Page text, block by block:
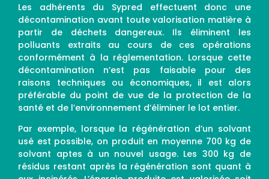
Les adhérents du Sypred effectuent donc une
décontamination avant toute valorisation matière à
partir de déchets dangereux. Ils éliminent les
polluants extraits au cours de ces opérations
conformément à la réglementation. Lorsque cette
décontamination n’est pas faisable pour des
raisons techniques ou économiques, il est alors
préférable du point de vue de la protection de la
santé et de l’environnement d’éliminer le lot entier.
Par exemple, lorsque la régénération d’un solvant
usé est possible, on produit en moyenne 700 kg de
solvant aptes à un nouvel usage. Les 300 kg de
résidus restant après la régénération sont quant à